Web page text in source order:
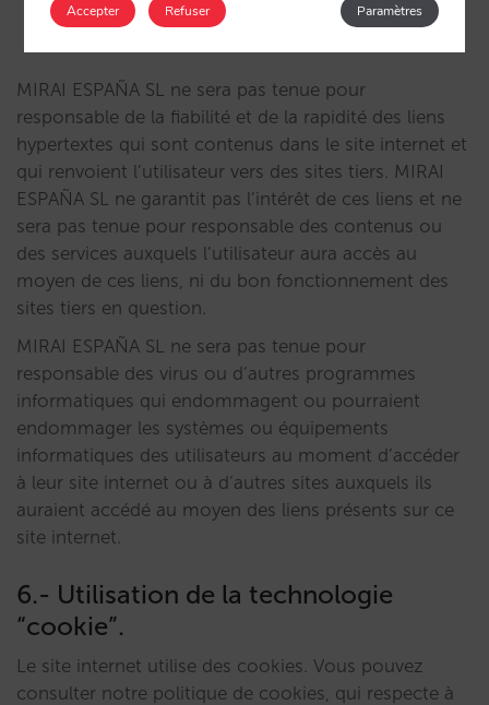
– et/ou de l’usage de versions non actualisées
MIRAI ESPAÑA SL ne sera pas tenue pour
responsable de la fiabilité et de la rapidité des liens
hypertextes qui sont contenus dans le site internet et
qui renvoient l’utilisateur vers des sites tiers. MIRAI
ESPAÑA SL ne garantit pas l’intérêt de ces liens et ne
sera pas tenue pour responsable des contenus ou
des services auxquels l’utilisateur aura accès au
moyen de ces liens, ni du bon fonctionnement des
sites tiers en question.
MIRAI ESPAÑA SL ne sera pas tenue pour
responsable des virus ou d’autres programmes
informatiques qui endommagent ou pourraient
endommager les systèmes ou équipements
informatiques des utilisateurs au moment d’accéder
à leur site internet ou à d’autres sites auxquels ils
auraient accédé au moyen des liens présents sur ce
site internet.
6.- Utilisation de la technologie
“cookie”.
Le site internet utilise des cookies. Vous pouvez
consulter notre politique de cookies, qui respecte à
Accepter Paramètres
Refuser